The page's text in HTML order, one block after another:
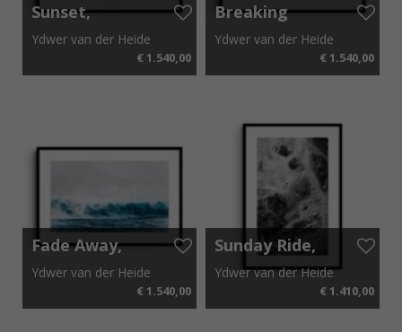
Sunset,
Cabo Verde
2019
Ydwer van der Heide
€ 1.540,00
Breaking
Wave,
Australia
Ydwer van der Heide
€ 1.540,00
Fade Away,
Mauritius
2016
Ydwer van der Heide
€ 1.540,00
Sunday Ride,
Brazil 2018
Ydwer van der Heide
€ 1.410,00